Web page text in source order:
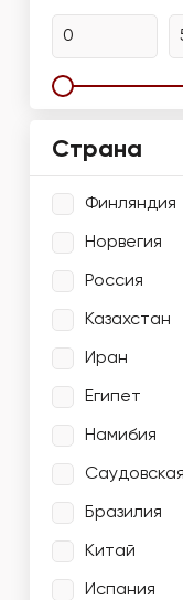
Страна
Финляндия
Норвегия
Россия
Казахстан
Иран
Египет
Намибия
Бразилия
Китай
Испания